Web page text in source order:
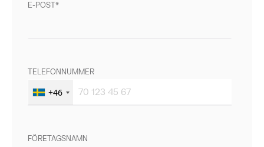
E-POST
TELEFONNUMMER
+46
FÖRETAGSNAMN